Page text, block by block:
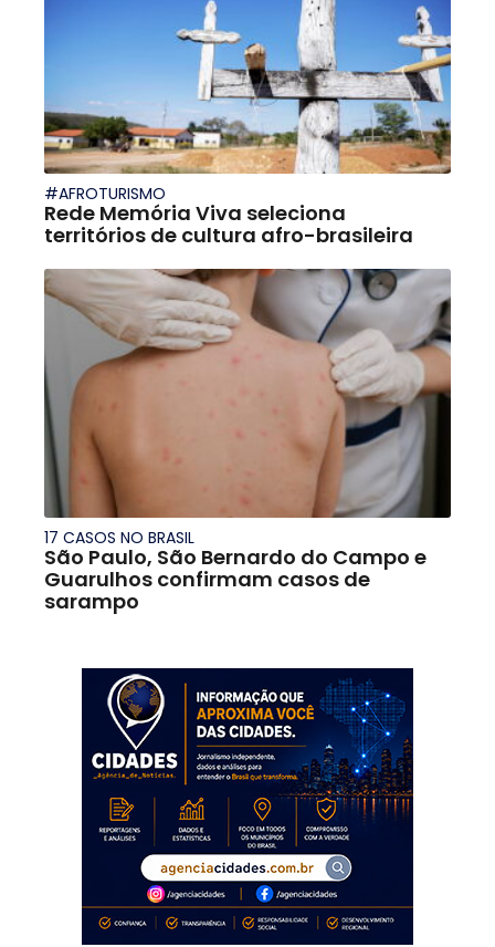
#AFROTURISMO
Rede Memória Viva seleciona
territórios de cultura afro-brasileira
17 CASOS NO BRASIL
São Paulo, São Bernardo do Campo e
Guarulhos confirmam casos de
sarampo